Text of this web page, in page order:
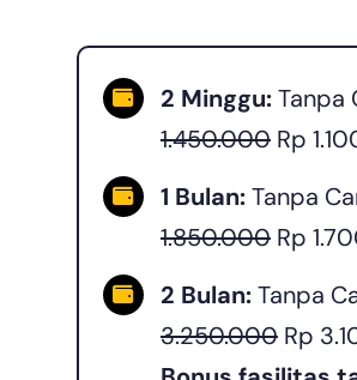
2 Minggu:Tanpa
1.450.000Rp
1 Bulan:Tanpa
1.850.000Rp
2 Bulan:Tanpa
3.250.000Rp